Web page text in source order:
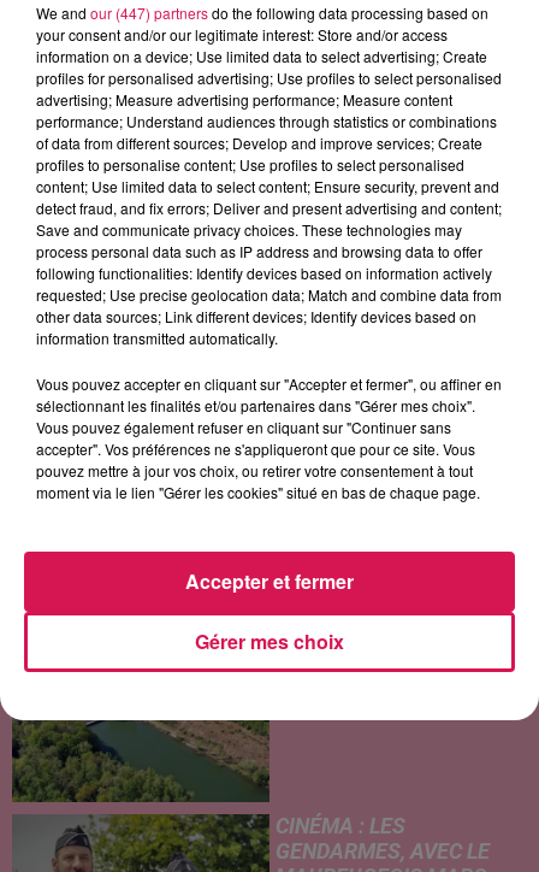
13h33
13h33
MICHAEL JACKSON
You Are Not Alone
13h30
13h30
TOVE LO X STROMAE
Des Fleurs
13h26
13h26
VENUS
Beautiful Days
LES ARTICLES LES PLUS CONSULTÉS
CHALEUR ET RISQUE
D'ORAGES CE LUNDI EN
SAMBRE-AVESNOIS-
THIÉRACHE
secteurs ce lundi 3 août. Entre
d'averses orageuses...
JEUMONT : UN
ADOLESCENT DE 14 ANS
MORT NOYÉ AU
Selon des informations
dans le plan d'eau de la base
de loisirs du...
CINÉMA : LES
GENDARMES, AVEC LE
We and our (447) partnersdo the following data processing based on
your consent and/or our legitimate interest: Store and/or access
information on a device; Use limited data to select advertising; Create
profiles for personalised advertising; Use profiles to select personalised
advertising; Measure advertising performance; Measure content
performance; Understand audiences through statistics or combinations
of data from different sources; Develop and improve services; Create
profiles to personalise content; Use profiles to select personalised
content; Use limited data to select content; Ensure security, prevent and
detect fraud, and fix errors; Deliver and present advertising and content;
Save and communicate privacy choices. These technologies may
process personal data such as IP address and browsing data to offer
following functionalities: Identify devices based on information actively
requested; Use precise geolocation data; Match and combine data from
other data sources; Link different devices; Identify devices based on
information transmitted automatically.
Vous pouvez accepter en cliquant sur "Accepter et fermer", ou affiner en
sélectionnant les finalités et/ou partenaires dans "Gérer mes choix".
Vous pouvez également refuser en cliquant sur "Continuer sans
accepter". Vos préférences ne s'appliqueront que pour ce site. Vous
pouvez mettre à jour vos choix, ou retirer votre consentement à tout
moment via le lien "Gérer les cookies" situé en bas de chaque page.
Gérer mes choix
Accepter et fermer